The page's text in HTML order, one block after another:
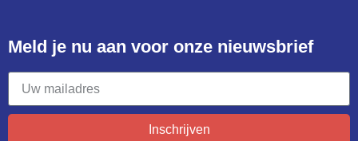
Meld je nu aan voor onze nieuwsbrief​
Inschrijven